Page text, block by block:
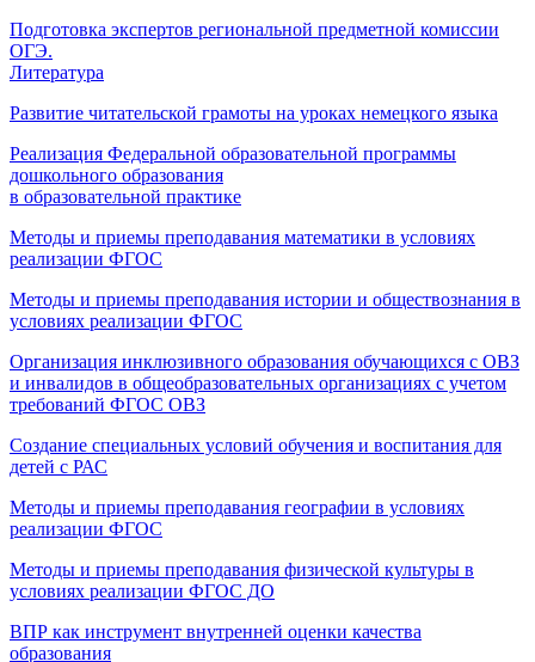
Подготовка экспертов региональной предметной комиссии
ОГЭ.
Литература
Развитие читательской грамоты на уроках немецкого языка
Реализация Федеральной образовательной программы
дошкольного образования
в образовательной практике
Методы и приемы преподавания математики в условиях
реализации ФГОС
Методы и приемы преподавания истории и обществознания в
условиях реализации ФГОС
Организация инклюзивного образования обучающихся с ОВЗ
и инвалидов в общеобразовательных организациях с учетом
требований ФГОС ОВЗ
Создание специальных условий обучения и воспитания для
детей с РАС
Методы и приемы преподавания географии в условиях
реализации ФГОС
Методы и приемы преподавания физической культуры в
условиях реализации ФГОС ДО
ВПР как инструмент внутренней оценки качества
образования